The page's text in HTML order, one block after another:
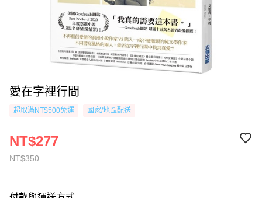
愛在字裡行間
超取滿NT$500免運 國家/地區配送
NT$350
NT$277